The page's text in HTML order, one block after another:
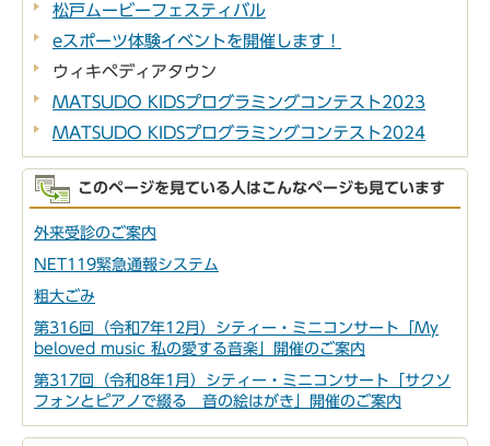
松戸ムービーフェスティバル
eスポーツ体験イベントを開催します！
ウィキペディアタウン
MATSUDO KIDSプログラミングコンテスト2023
MATSUDO KIDSプログラミングコンテスト2024
このページを見ている人はこんなページも見ています
外来受診のご案内
NET119緊急通報システム
粗大ごみ
第316回（令和7年12月）シティー・ミニコンサート「My
beloved music 私の愛する音楽」開催のご案内
第317回（令和8年1月）シティー・ミニコンサート「サクソ
フォンとピアノで綴る 音の絵はがき」開催のご案内